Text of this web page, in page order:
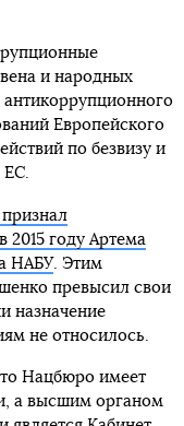
и народных
Европейского
по безвизу и
ЕС.
2015 году Артема
НАБУ. Этим
превысил свои
назначение
не относилось.
Нацбюро имеет
а высшим органом